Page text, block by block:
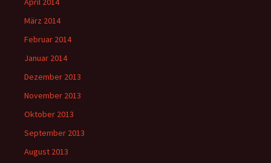
März 2014
Februar 2014
Januar 2014
Dezember 2013
November 2013
Oktober 2013
September 2013
August 2013